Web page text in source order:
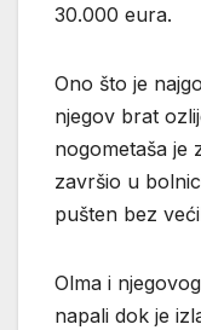
30.000 eura.
Ono što je
njegov brat
nogometaša je
završio u
pušten bez
Olma i
napali dok je